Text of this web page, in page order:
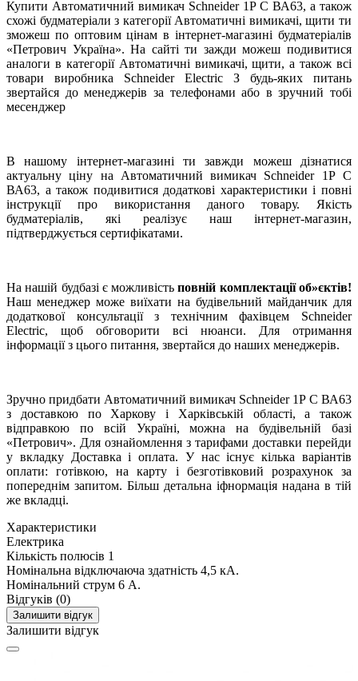
Купити Автоматичний вимикач Schneider 1Р C ВА63, а також
схожі будматеріали з категорії Автоматичні вимикачі, щити ти
зможеш по оптовим цінам в інтернет-магазині будматеріалів
«Петрович Україна». На сайті ти зажди можеш подивитися
аналоги в категорії Автоматичні вимикачі, щити, а також всі
товари виробника Schneider Electric З будь-яких питань
звертайся до менеджерів за телефонами або в зручний тобі
месенджер
В нашому інтернет-магазині ти завжди можеш дізнатися
актуальну ціну на Автоматичний вимикач Schneider 1Р C
ВА63, а також подивитися додаткові характеристики і повні
інструкції про використання даного товару. Якість
будматеріалів, які реалізує наш інтернет-магазин,
підтверджується сертифікатами.
На нашій будбазі є можливістьповній комплектації об»єктів!
Наш менеджер може виїхати на будівельний майданчик для
додаткової консультації з технічним фахівцем Schneider
Electric, щоб обговорити всі нюанси. Для отримання
інформації з цього питання, звертайся до наших менеджерів.
Зручно придбати Автоматичний вимикач Schneider 1Р C ВА63
з доставкою по Харкову і Харківській області, а також
відправкою по всій Україні, можна на будівельній базі
«Петрович». Для ознайомлення з тарифами доставки перейди
у вкладку Доставка і оплата. У нас існує кілька варіантів
оплати: готівкою, на карту і безготівковий розрахунок за
попереднім запитом. Більш детальна іфнормація надана в тій
же вкладці.
Характеристики
Електрика
Кількість полюсів 1
Номінальна відключаюча здатність 4,5 кА.
Номінальний струм 6 А.
Відгуків (0)
Залишити відгук
Залишити відгук